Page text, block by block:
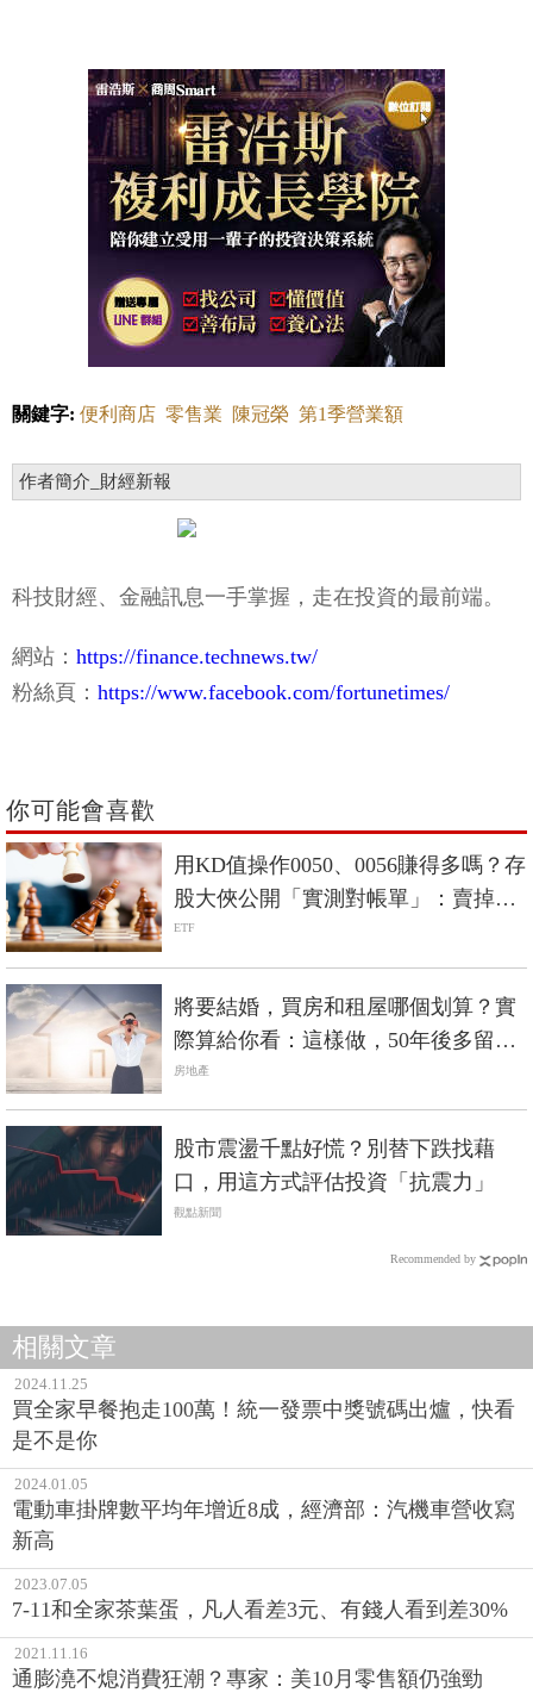
關鍵字: 便利商店 零售業 陳冠榮 第1季營業額
作者簡介_財經新報
科技財經、金融訊息一手掌握，走在投資的最前端。
網站： https://finance.technews.tw/
粉絲頁： https://www.facebook.com/fortunetimes/
你可能會喜歡
用KD值操作0050、0056賺得多嗎？存
股大俠公開「實測對帳單」：賣掉後
買不回來，就是打斷複利
ETF
將要結婚，買房和租屋哪個划算？實
際算給你看：這樣做，50年後多留給
子孫1億財產！
房地產
股市震盪千點好慌？別替下跌找藉
口，用這方式評估投資「抗震力」
觀點新聞
Recommended by
相關文章
2024.11.25
買全家早餐抱走100萬！統一發票中獎號碼出爐，快看
是不是你
2024.01.05
電動車掛牌數平均年增近8成，經濟部：汽機車營收寫
新高
2023.07.05
7-11和全家茶葉蛋，凡人看差3元、有錢人看到差30%
2021.11.16
通膨澆不熄消費狂潮？專家：美10月零售額仍強勁